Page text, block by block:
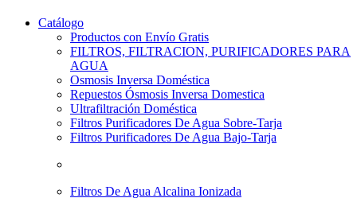
Catálogo
Productos con Envío Gratis
FILTROS, FILTRACION, PURIFICADORES PARA
AGUA
Osmosis Inversa Doméstica
Repuestos Ósmosis Inversa Domestica
Ultrafiltración Doméstica
Filtros Purificadores De Agua Sobre-Tarja
Filtros Purificadores De Agua Bajo-Tarja
Filtros De Agua Alcalina Ionizada